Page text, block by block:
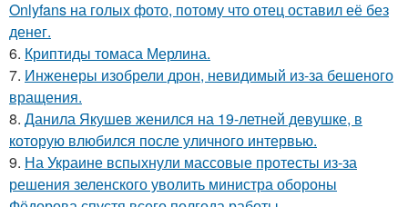
Onlyfans на голых фото, потому что отец оставил её без
денег.
6. Криптиды томаса Мерлина.
7. Инженеры изобрели дрон, невидимый из-за бешеного
вращения.
8. Данила Якушев женился на 19-летней девушке, в
которую влюбился после уличного интервью.
9. На Украине вспыхнули массовые протесты из-за
решения зеленского уволить министра обороны